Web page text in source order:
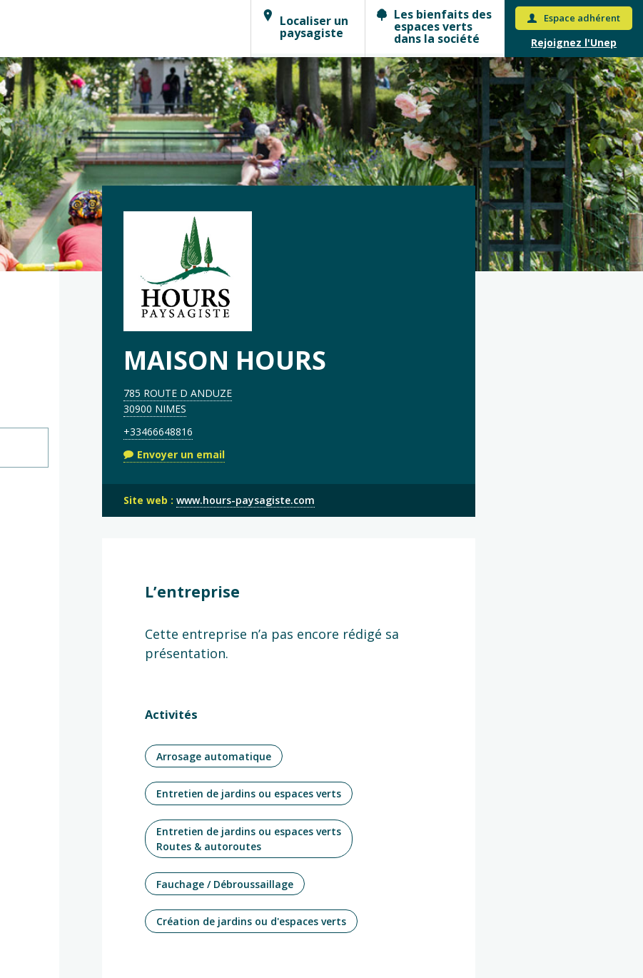
Localiser un
paysagiste
Les bienfaits des
espaces verts
dans la société
Espace adhérent
Rejoignez l'Unep
MAISON HOURS
785 ROUTE D ANDUZE
30900 NIMES
+33466648816
Envoyer un email
Site web :www.hours-paysagiste.com
L’entreprise
Cette entreprise n’a pas encore rédigé sa
présentation.
Activités
Arrosage automatique
Entretien de jardins ou espaces verts
Entretien de jardins ou espaces verts
Routes & autoroutes
Fauchage / Débroussaillage
Création de jardins ou d'espaces verts